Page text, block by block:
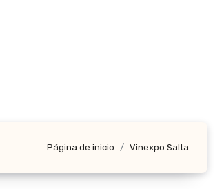
Página de inicio Vinexpo Salta